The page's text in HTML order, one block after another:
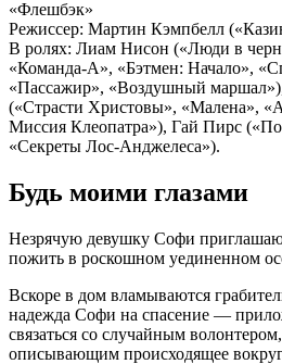
«Флешбэк»
Режиссер: Мартин Кэмпбелл
В ролях: Лиам Нисон («Люди в
«Команда-А», «Бэтмен: Начало»,
«Пассажир», «Воздушный
(«Страсти Христовы», «Малена»,
Миссия Клеопатра»), Гай Пирс
«Секреты Лос-Анджелеса»).
Будь моими глазами
Незрячую девушку Софи
пожить в роскошном уединенном
Вскоре в дом вламываются
надежда Софи на спасение —
связаться со случайным
описывающим происходящее